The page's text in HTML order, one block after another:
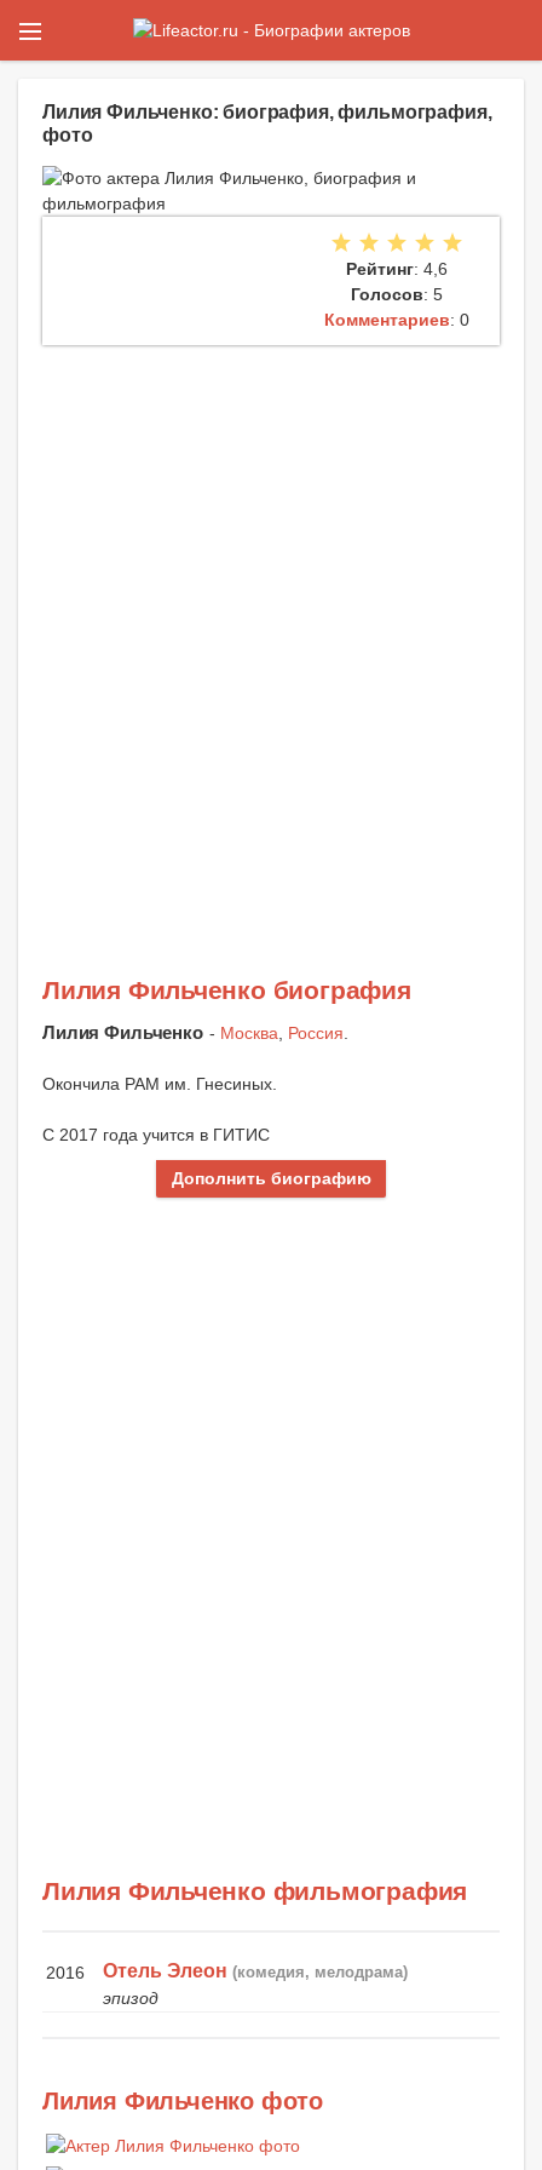
Лилия Фильченко: биография, фильмография,
фото
Рейтинг: 4,6
Голосов: 5
Комментариев: 0
Лилия Фильченко биография
Лилия Фильченко - Москва Россия
Окончила РАМ им. Гнесиных.
С 2017 года учится в ГИТИС
Дополнить биографию
Лилия Фильченко фильмография
2016 Отель Элеон (комедия, мелодрама)
эпизод
Лилия Фильченко фото